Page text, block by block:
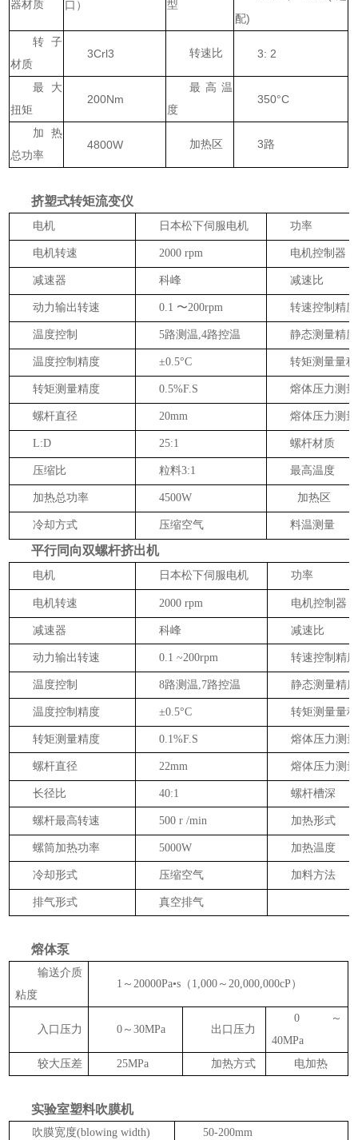
器材质
口）
型
配)
转子
材质
3Crl3 转速比 3: 2
最大
扭矩
200Nm
最高温
度
350°C
加热
总功率
4800W 加热区 3路
挤塑式转矩流变仪
电机 日本松下伺服电机 功率
电机转速 2000rpm 电机控制器
减速器 科峰 减速比
动力输出转速 0.1 〜200rpm 转速控制精度
温度控制 5路测温,4路控温 静态测量精度
温度控制精度 ±0.5°C 转矩测量量程
转矩测量精度 0.5%F.S 熔体压力测
螺杆直径 20mm 熔体压力测
L:D 25:1 螺杆材质
压缩比 粒料3:1 最高温度
加热总功率 4500W 加热区
冷却方式 压缩空气 料温测量
平行同向双螺杆挤出机
电机 日本松下伺服电机 功率
电机转速 2000rpm 电机控制器
减速器 科峰 减速比
动力输出转速 0.1 ~200rpm 转速控制精度
温度控制 8路测温,7路控温 静态测量精度
温度控制精度 ±0.5°C 转矩测量量程
转矩测量精度 0.1%F.S 熔体压力测
螺杆直径 22mm 熔体压力测
长径比 40:1 螺杆槽深
螺杆最高转速 500r/min 加热形式
螺筒加热功率 5000W 加热温度
冷却形式 压缩空气 加料方法
排气形式 真空排气
熔体泵
输送介质
粘度
1～20000Pa•s（1,000～20,000,000cP）
入口压力 0～30MPa 出口压力
0～
40MPa
较大压差
25MPa 加热方式 电加热
实验室塑料吹膜机
吹膜宽度(blowing width) 50-200mm